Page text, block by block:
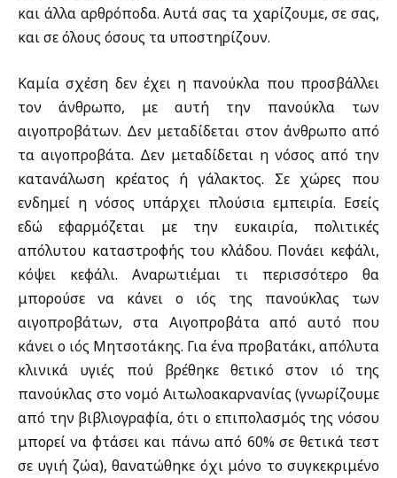
και άλλα αρθρόποδα. Αυτά σας τα χαρίζουμε, σε σας,
και σε όλους όσους τα υποστηρίζουν.
Καμία σχέση δεν έχει η πανούκλα που προσβάλλει
τον άνθρωπο, με αυτή την πανούκλα των
αιγοπροβάτων. Δεν μεταδίδεται στον άνθρωπο από
τα αιγοπροβάτα. Δεν μεταδίδεται η νόσος από την
κατανάλωση κρέατος ή γάλακτος. Σε χώρες που
ενδημεί η νόσος υπάρχει πλούσια εμπειρία. Εσείς
εδώ εφαρμόζεται με την ευκαιρία, πολιτικές
απόλυτου καταστροφής του κλάδου. Πονάει κεφάλι,
κόψει κεφάλι. Αναρωτιέμαι τι περισσότερο θα
μπορούσε να κάνει ο ιός της πανούκλας των
αιγοπροβάτων, στα Αιγοπροβάτα από αυτό που
κάνει ο ιός Μητσοτάκης. Για ένα προβατάκι, απόλυτα
κλινικά υγιές πού βρέθηκε θετικό στον ιό της
πανούκλας στο νομό Αιτωλοακαρνανίας (γνωρίζουμε
από την βιβλιογραφία, ότι ο επιπολασμός της νόσου
μπορεί να φτάσει και πάνω από 60% σε θετικά τεστ
σε υγιή ζώα), θανατώθηκε όχι μόνο το συγκεκριμένο